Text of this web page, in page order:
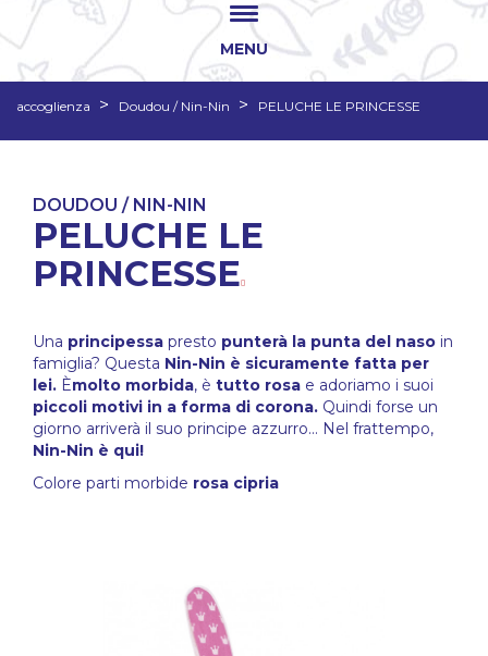
MENU
accoglienza Doudou / Nin-Nin PELUCHE LE PRINCESSE
DOUDOU / NIN-NIN
PELUCHE LE
PRINCESSE
Una principessa presto punterà la punta del naso in
famiglia? Questa Nin-Nin è sicuramente fatta per
lei. Èmolto morbida, è tutto rosa e adoriamo i suoi
piccoli motivi in a forma di corona. Quindi forse un
giorno arriverà il suo principe azzurro... Nel frattempo,
Nin-Nin è qui!
Colore parti morbide rosa cipria